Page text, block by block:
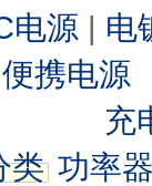
电源 | 电
便携电源
充
类 功率